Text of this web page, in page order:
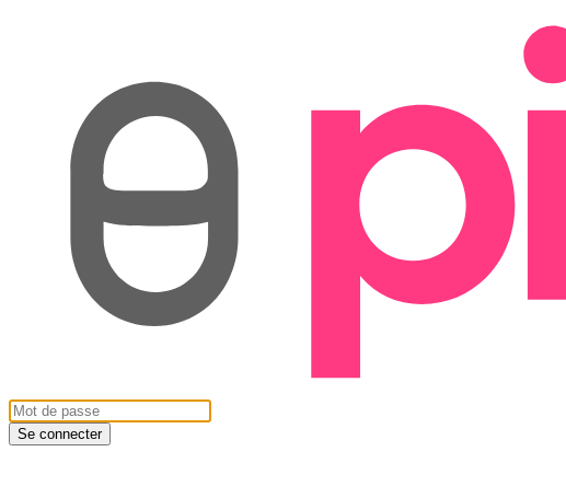
Se connecter